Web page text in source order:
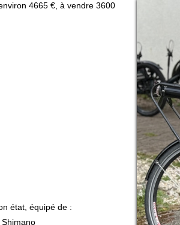
4665 €, à vendre 3600
état, équipé de :